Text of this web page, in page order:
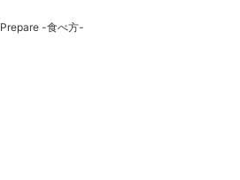
Prepare -食べ方-